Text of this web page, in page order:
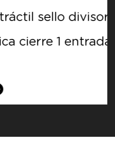
divisor de
1 entrada 3